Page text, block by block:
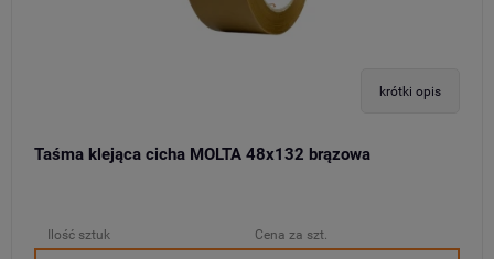
krótki opis
Taśma klejąca cicha MOLTA 48x132 brązowa
Ilość sztuk
Cena za szt.